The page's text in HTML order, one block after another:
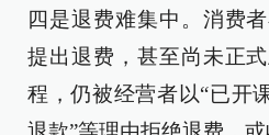
四是退费难集中。消费
提出退费，甚至尚未正
程，仍被经营者以“已开